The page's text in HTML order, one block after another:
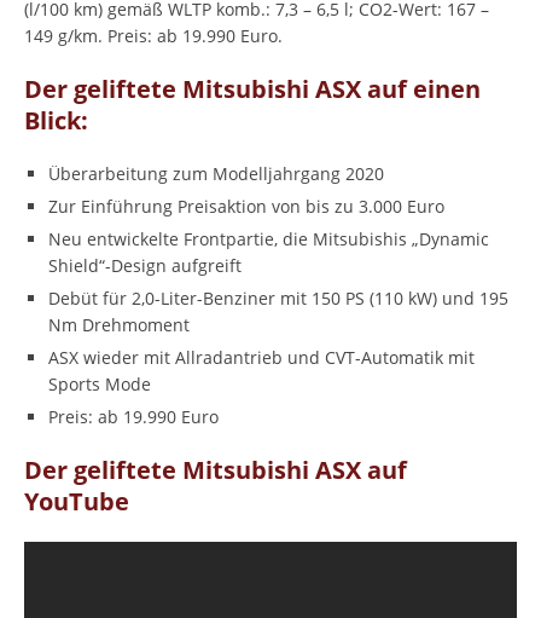
(l/100 km) gemäß WLTP komb.: 7,3 – 6,5 l; CO2-Wert: 167 –
149 g/km. Preis: ab 19.990 Euro.
Der geliftete Mitsubishi ASX auf einen
Blick:
Überarbeitung zum Modelljahrgang 2020
Zur Einführung Preisaktion von bis zu 3.000 Euro
Neu entwickelte Frontpartie, die Mitsubishis „Dynamic
Shield“-Design aufgreift
Debüt für 2,0-Liter-Benziner mit 150 PS (110 kW) und 195
Nm Drehmoment
ASX wieder mit Allradantrieb und CVT-Automatik mit
Sports Mode
Preis: ab 19.990 Euro
Der geliftete Mitsubishi ASX auf
YouTube